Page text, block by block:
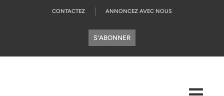
CONTACTEZ ANNONCEZ AVEC NOUS
S'ABONNER